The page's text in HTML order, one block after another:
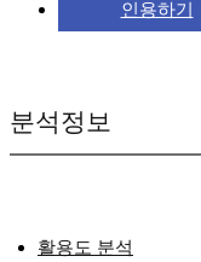
인용하기
분석정보
활용도 분석